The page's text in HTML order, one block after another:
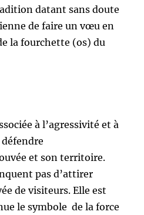
datant sans doute
de faire un vœu en
la fourchette (os) du
à l’agressivité et à
et son territoire.
pas d’attirer
de visiteurs. Elle est
le symbole de la force